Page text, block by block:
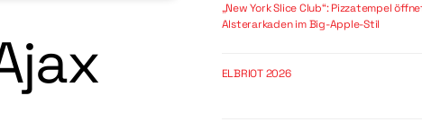
„New York Slice Club“: Pizzatempel
Alsterarkaden im Big-Apple-Stil
ELBRIOT 2026